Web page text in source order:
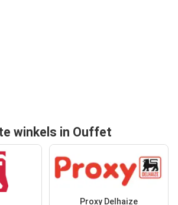
winkels in Ouffet
Proxy Delhaize